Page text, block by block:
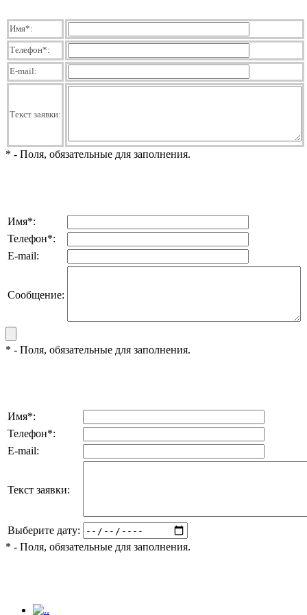
Имя*:
Телефон*:
E-mail:
Текст заявки:
* - Поля, обязательные для заполнения.
Имя*:
Телефон*:
E-mail:
Сообщение:
* - Поля, обязательные для заполнения.
Имя*:
Телефон*:
E-mail:
Текст заявки:
Выберите дату:
* - Поля, обязательные для заполнения.
.